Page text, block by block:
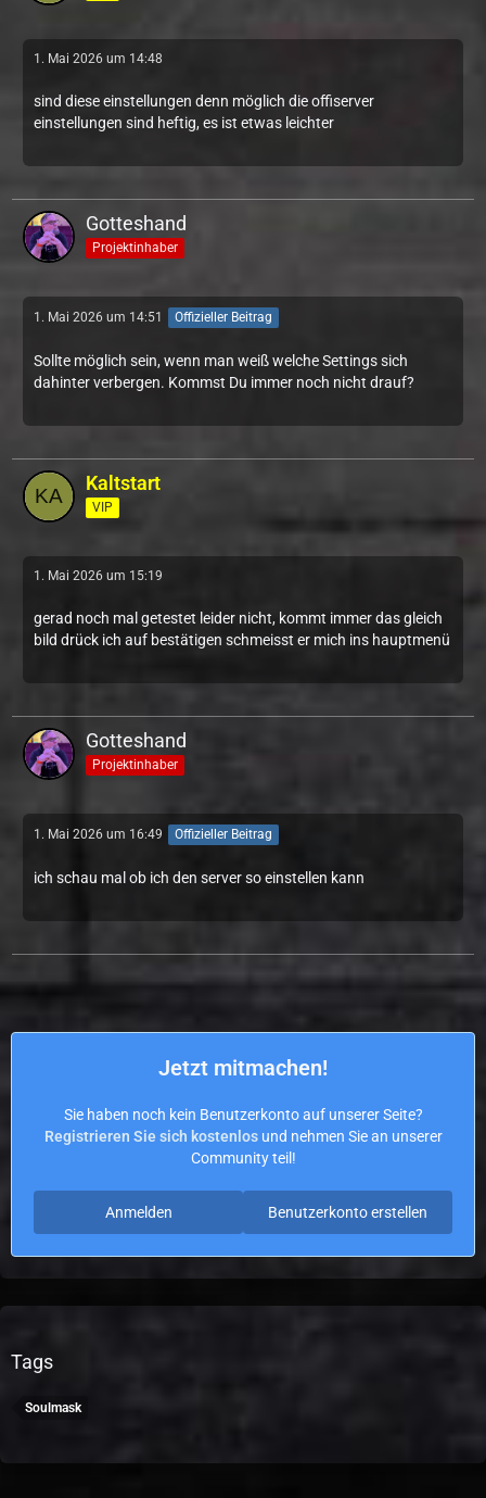
1. Mai 2026 um 14:48
sind diese einstellungen denn möglich die offiserver
einstellungen sind heftig, es ist etwas leichter
Gotteshand
Projektinhaber
1. Mai 2026 um 14:51 Offizieller Beitrag
Sollte möglich sein, wenn man weiß welche Settings sich
dahinter verbergen. Kommst Du immer noch nicht drauf?
Kaltstart
VIP
1. Mai 2026 um 15:19
gerad noch mal getestet leider nicht, kommt immer das gleich
bild drück ich auf bestätigen schmeisst er mich ins hauptmenü
Gotteshand
Projektinhaber
1. Mai 2026 um 16:49 Offizieller Beitrag
ich schau mal ob ich den server so einstellen kann
Jetzt mitmachen!
Sie haben noch kein Benutzerkonto auf unserer Seite?
Registrieren Sie sich kostenlosund nehmen Sie an unserer
Community teil!
Benutzerkonto erstellen
Anmelden
Tags
Soulmask